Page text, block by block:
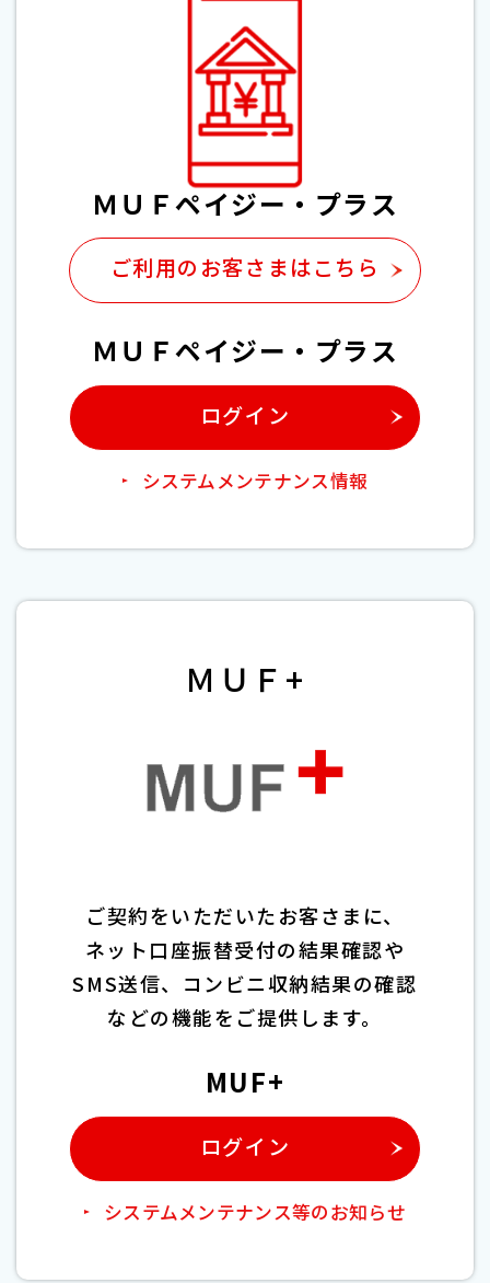
ＭＵＦペイジー・プラス
ご利用のお客さまはこちら
ＭＵＦペイジー・プラス
ログイン
システムメンテナンス情報
ＭＵＦ+
ご契約をいただいたお客さまに、
ネット口座振替受付の結果確認や
SMS送信、 コンビニ収納結果の確認
などの機能を ご提供します。
MUF+
ログイン
システムメンテナンス等のお知らせ